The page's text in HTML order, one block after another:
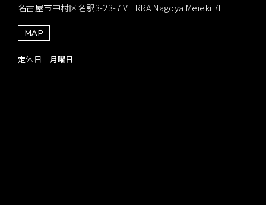
名古屋市中村区名駅3-23-7 VIERRA Nagoya Meieki 7F
MAP
定休日 月曜日